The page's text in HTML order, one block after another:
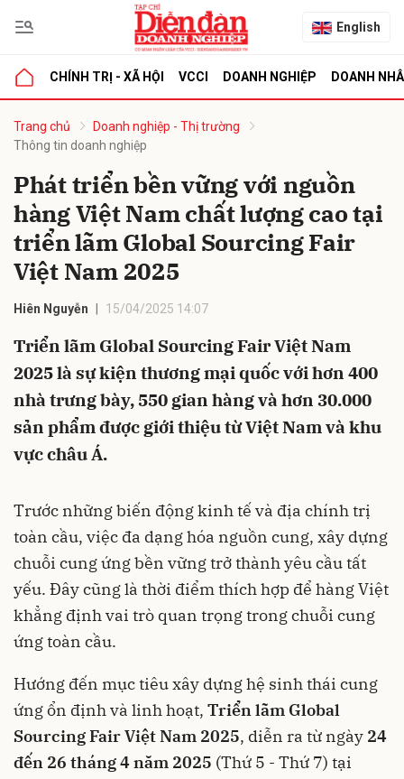
English
CHÍNH TRỊ - XÃ HỘI VCCI DOANH NGHIỆP DOANH
Trang chủ
Doanh nghiệp - Thị trường
Thông tin doanh nghiệp
Phát triển bền vững với nguồn
hàng Việt Nam chất lượng cao tại
triển lãm Global Sourcing Fair
Việt Nam 2025
Hiên Nguyễn 15/04/2025 14:07
Triển lãm Global Sourcing Fair Việt Nam
2025 là sự kiện thương mại quốc với hơn 400
nhà trưng bày, 550 gian hàng và hơn 30.000
sản phẩm được giới thiệu từ Việt Nam và khu
vực châu Á.
Trước những biến động kinh tế và địa chính trị
toàn cầu, việc đa dạng hóa nguồn cung, xây dựng
chuỗi cung ứng bền vững trở thành yêu cầu tất
yếu. Đây cũng là thời điểm thích hợp để hàng Việt
khẳng định vai trò quan trọng trong chuỗi cung
ứng toàn cầu.
Hướng đến mục tiêu xây dựng hệ sinh thái cung
ứng ổn định và linh hoạt, Triển lãm Global
Sourcing Fair Việt Nam 2025, diễn ra từ ngày 24
đến 26 tháng 4 năm 2025 (Thứ 5 - Thứ 7) tại
luận